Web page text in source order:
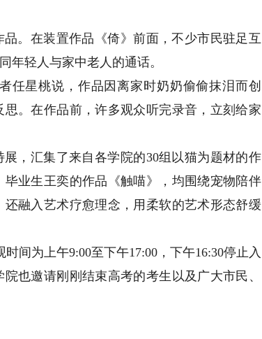
。在装置作品《倚》前面，不少市民驻足互
年轻人与家中老人的通话。
星桃说，作品因离家时奶奶偷偷抹泪而创
。在作品前，许多观众听完录音，立刻给家
，汇集了来自各学院的30组以猫为题材的作
业生王奕的作品《触喵》，均围绕宠物陪伴
融入艺术疗愈理念，用柔软的艺术形态舒缓
为上午9:00至下午17:00，下午16:30停止入
也邀请刚刚结束高考的考生以及广大市民、